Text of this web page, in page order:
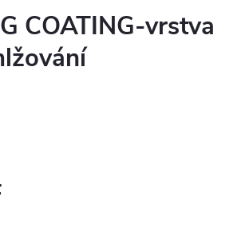
COATING-vrstva